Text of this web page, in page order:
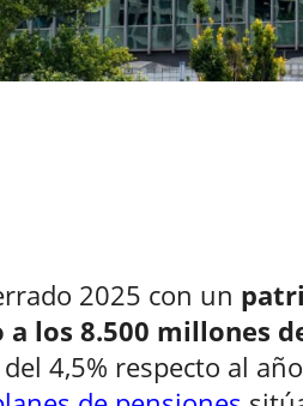
2025 con un
los 8.500 millones
4,5% respecto al